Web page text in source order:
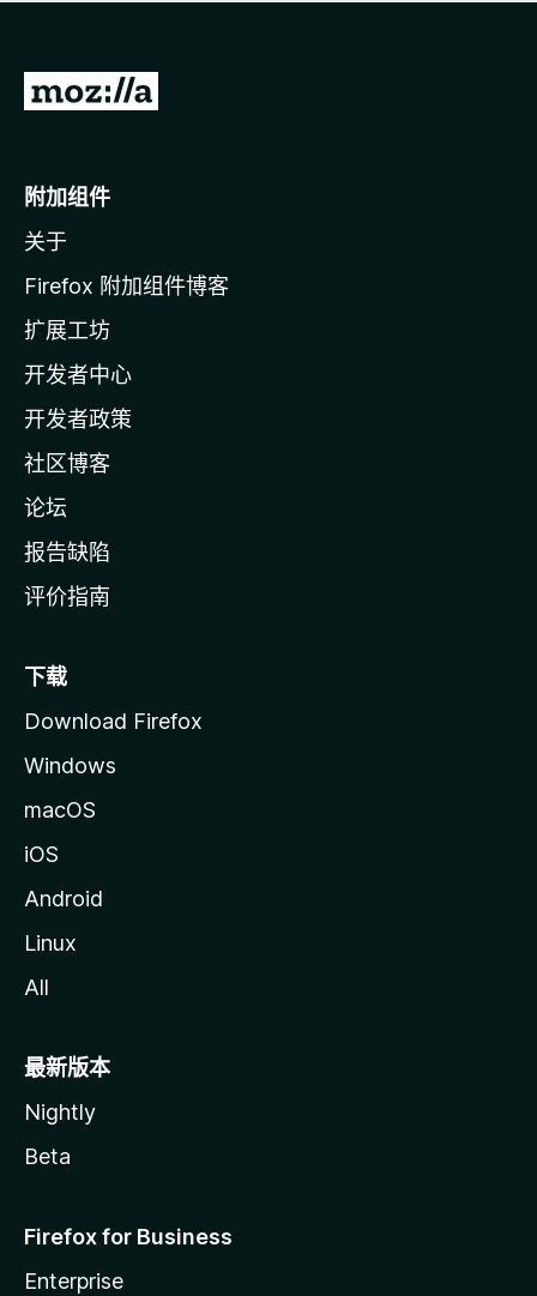
无
转
o
i
l
a
主
页
附加组件
关于
Firefox 附加组件博客
扩展工坊
开发者中心
开发者政策
社区博客
论坛
报告缺陷
评价指南
下载
Download Firefox
Windows
macOS
iOS
Android
Linux
All
最新版本
Nightly
Beta
Firefox for Business
Enterprise